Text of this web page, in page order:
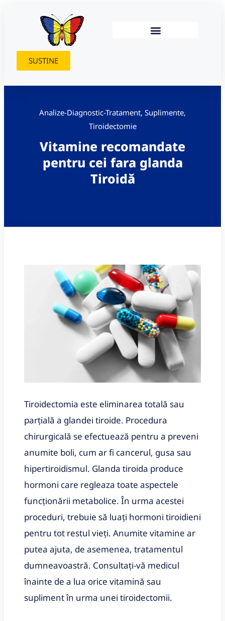
SUSTINE
Analize-Diagnostic-Tratament, Suplimente,
Tiroidectomie
Vitamine recomandate
pentru cei fara glanda
Tiroidă
Tiroidectomia este eliminarea totală sau
parțială a glandei tiroide. Procedura
chirurgicală se efectuează pentru a preveni
anumite boli, cum ar fi cancerul, gusa sau
hipertiroidismul. Glanda tiroida produce
hormoni care regleaza toate aspectele
funcționării metabolice. În urma acestei
proceduri, trebuie să luați hormoni tiroidieni
pentru tot restul vieți. Anumite vitamine ar
putea ajuta, de asemenea, tratamentul
dumneavoastră. Consultați-vă medicul
înainte de a lua orice vitamină sau
supliment în urma unei tiroidectomii.